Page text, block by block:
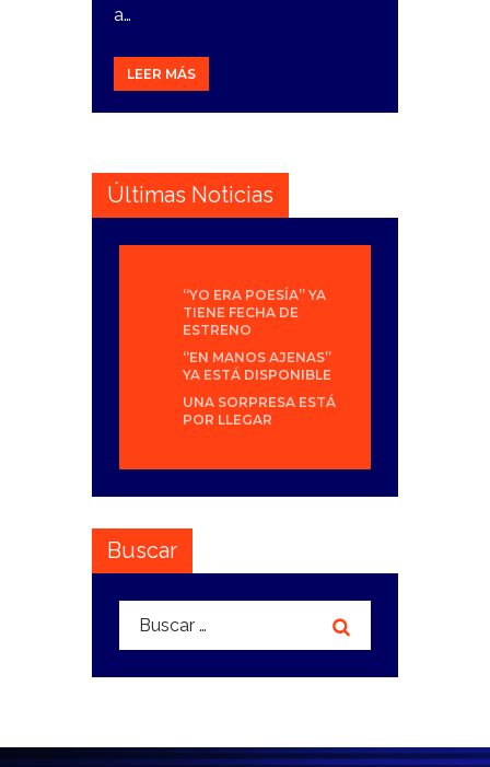
a…
LEER MÁS
Últimas Noticias
“YO ERA POESÍA” YA
TIENE FECHA DE
ESTRENO
“EN MANOS AJENAS”
YA ESTÁ DISPONIBLE
UNA SORPRESA ESTÁ
POR LLEGAR
Buscar
Buscar: